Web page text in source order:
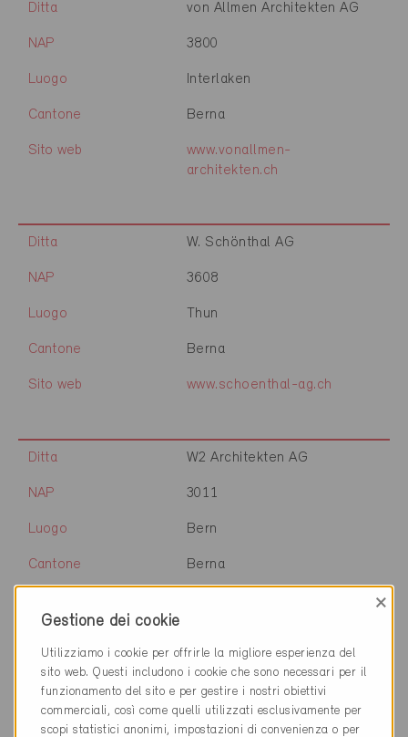
Ditta von Allmen Architekten AG
NAP 3800
Luogo Interlaken
Cantone Berna
Sito web
www.vonallmen-
architekten.ch
Ditta W. Schönthal AG
NAP 3608
Luogo Thun
Cantone Berna
Sito web www.schoenthal-ag.ch
Ditta W2 Architekten AG
NAP 3011
Luogo Bern
Cantone Berna
Ditta Meier Tobler AG
NAP 3006
Gestione dei cookie
×
Utilizziamo i cookie per offrirle la migliore esperienza del
sito web. Questi includono i cookie che sono necessari per il
funzionamento del sito e per gestire i nostri obiettivi
commerciali, così come quelli utilizzati esclusivamente per
scopi statistici anonimi, impostazioni di convenienza o per